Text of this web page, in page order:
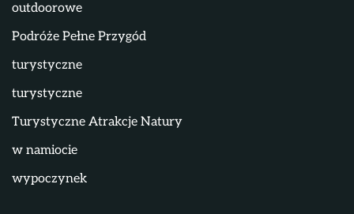
outdoorowe
Podróże Pełne Przygód
turystyczne
turystyczne
Turystyczne Atrakcje Natury
w namiocie
wypoczynek